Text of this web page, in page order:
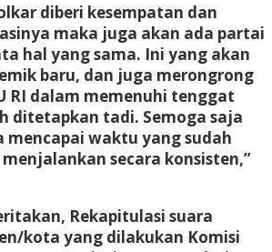
diberi kesempatan dan
maka juga akan ada partai
hal yang sama. Ini yang akan
baru, dan juga merongrong
RI dalam memenuhi tenggat
ditetapkan tadi. Semoga saja
mencapai waktu yang sudah
secara konsisten,”
Rekapitulasi suara
kota yang dilakukan Komisi